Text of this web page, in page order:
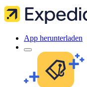
App herunterladen